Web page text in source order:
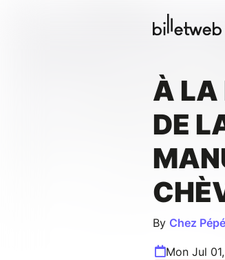
À LA
DE
By Chez
Mon Jul